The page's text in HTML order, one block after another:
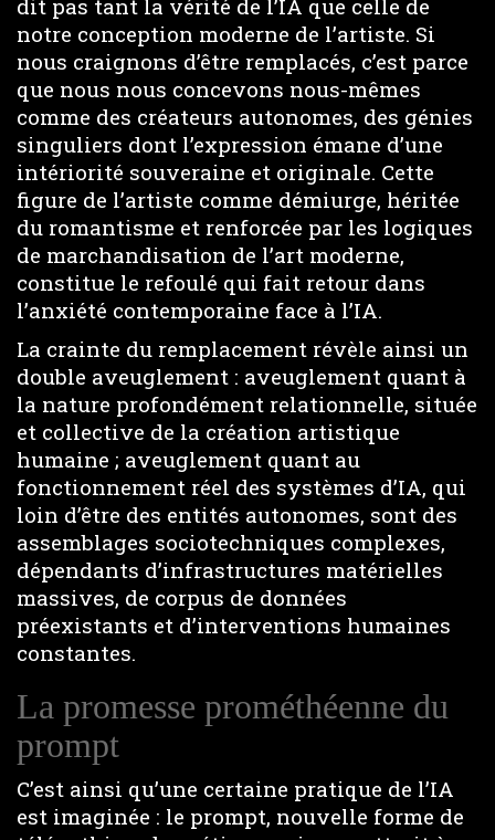
dit pas tant la vérité de l’IA que celle de
notre conception moderne de l’artiste. Si
nous craignons d’être remplacés, c’est parce
que nous nous concevons nous-mêmes
comme des créateurs autonomes, des génies
singuliers dont l’expression émane d’une
intériorité souveraine et originale. Cette
figure de l’artiste comme démiurge, héritée
du romantisme et renforcée par les logiques
de marchandisation de l’art moderne,
constitue le refoulé qui fait retour dans
l’anxiété contemporaine face à l’IA.
La crainte du remplacement révèle ainsi un
double aveuglement : aveuglement quant à
la nature profondément relationnelle, située
et collective de la création artistique
humaine ; aveuglement quant au
fonctionnement réel des systèmes d’IA, qui
loin d’être des entités autonomes, sont des
assemblages sociotechniques complexes,
dépendants d’infrastructures matérielles
massives, de corpus de données
préexistants et d’interventions humaines
constantes.
La promesse prométhéenne du
prompt
C’est ainsi qu’une certaine pratique de l’IA
est imaginée : le prompt, nouvelle forme de